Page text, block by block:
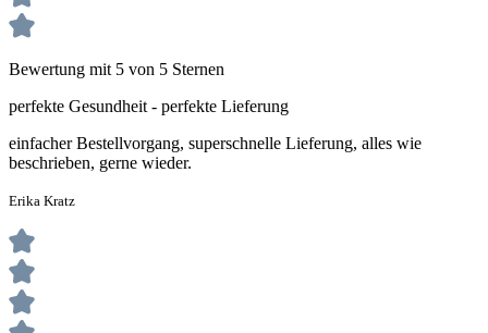
Bewertung mit 5 von 5 Sternen
perfekte Gesundheit - perfekte Lieferung
einfacher Bestellvorgang, superschnelle Lieferung, alles wie
beschrieben, gerne wieder.
Erika Kratz